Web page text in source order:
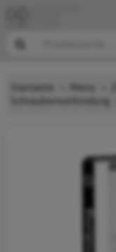
Startseite Menu
Schraubenverbindung